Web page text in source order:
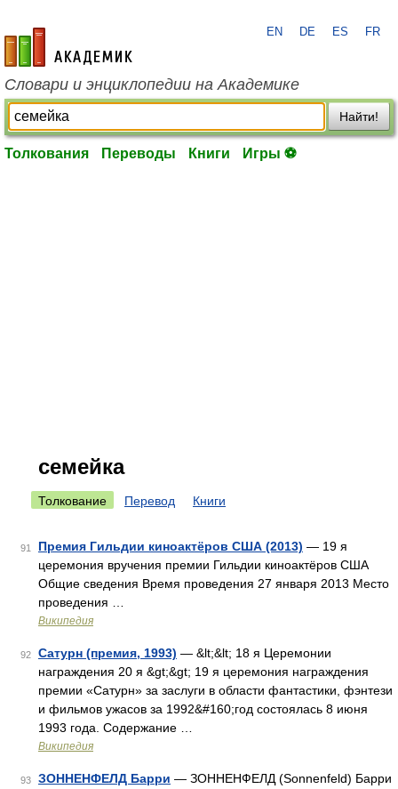
academic.ru
EN DE ES FR
Словари и энциклопедии на Академике
Найти!
Толкования Переводы Книги Игры ⚽
семейка
Толкование Перевод Книги
91 Премия Гильдии киноактёров США (2013) — 19 я
церемония вручения премии Гильдии киноактёров США
Общие сведения Время проведения 27 января 2013 Место
проведения …
Википедия
92 Сатурн (премия, 1993) — &lt;&lt; 18 я Церемонии
награждения 20 я &gt;&gt; 19 я церемония награждения
премии «Сатурн» за заслуги в области фантастики, фэнтези
и фильмов ужасов за 1992&#160;год состоялась 8 июня
1993 года. Содержание …
Википедия
93 ЗОННЕНФЕЛД Барри — ЗОННЕНФЕЛД (Sonnenfeld) Барри